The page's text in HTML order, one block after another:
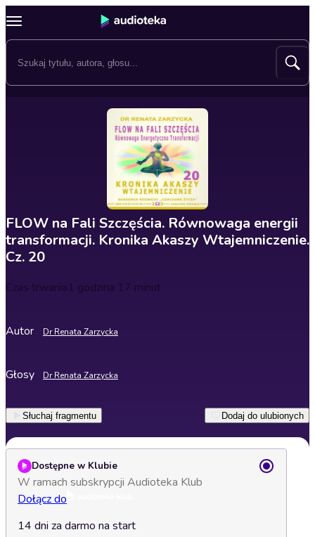
FLOW na Fali Szczęścia. Równowaga energii
transformacji. Kronika Akaszy Wtajemniczenie.
Cz. 20
Czas trwania1 godzina 17 minut
Autor Dr Renata Zarzycka
Głosy Dr Renata Zarzycka
Słuchaj fragmentu Dodaj do ulubionych
Dostępne w Klubie
W ramach subskrypcji Audioteka Klub
Dołącz do
14 dni za darmo na start